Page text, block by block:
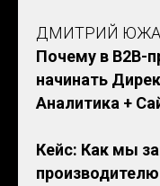
ДМИТРИЙ
Почему в B2B-
начинать
Аналитика +
Кейс: Как мы